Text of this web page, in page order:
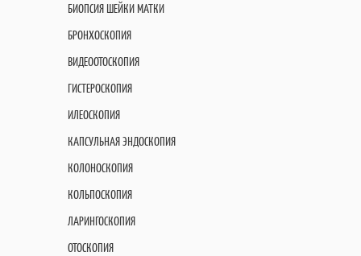
БИОПСИЯ ШЕЙКИ МАТКИ
БРОНХОСКОПИЯ
ВИДЕООТОСКОПИЯ
ГИСТЕРОСКОПИЯ
ИЛЕОСКОПИЯ
КАПСУЛЬНАЯ ЭНДОСКОПИЯ
КОЛОНОСКОПИЯ
КОЛЬПОСКОПИЯ
ЛАРИНГОСКОПИЯ
ОТОСКОПИЯ